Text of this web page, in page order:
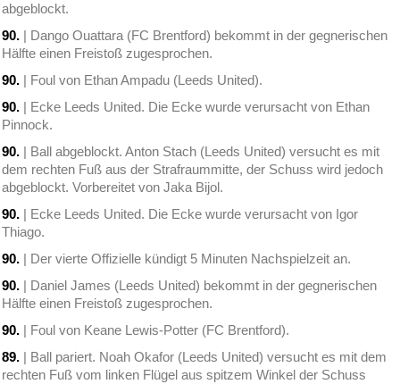
abgeblockt.
90. | Dango Ouattara (FC Brentford) bekommt in der gegnerischen
Hälfte einen Freistoß zugesprochen.
90. | Foul von Ethan Ampadu (Leeds United).
90. | Ecke Leeds United. Die Ecke wurde verursacht von Ethan
Pinnock.
90. | Ball abgeblockt. Anton Stach (Leeds United) versucht es mit
dem rechten Fuß aus der Strafraummitte, der Schuss wird jedoch
abgeblockt. Vorbereitet von Jaka Bijol.
90. | Ecke Leeds United. Die Ecke wurde verursacht von Igor
Thiago.
90. | Der vierte Offizielle kündigt 5 Minuten Nachspielzeit an.
90. | Daniel James (Leeds United) bekommt in der gegnerischen
Hälfte einen Freistoß zugesprochen.
90. | Foul von Keane Lewis-Potter (FC Brentford).
89. | Ball pariert. Noah Okafor (Leeds United) versucht es mit dem
rechten Fuß vom linken Flügel aus spitzem Winkel der Schuss